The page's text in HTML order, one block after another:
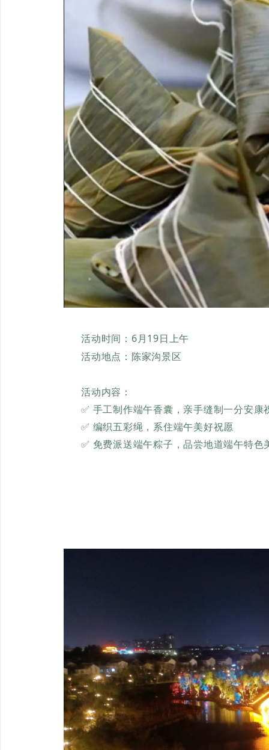
活动时间：6月19日上午
活动地点：陈家沟景区
活动内容：
✅ 手工制作端午香囊，亲手缝制一分安康
✅ 编织五彩绳，系住端午美好祝愿
✅ 免费派送端午粽子，品尝地道端午特色